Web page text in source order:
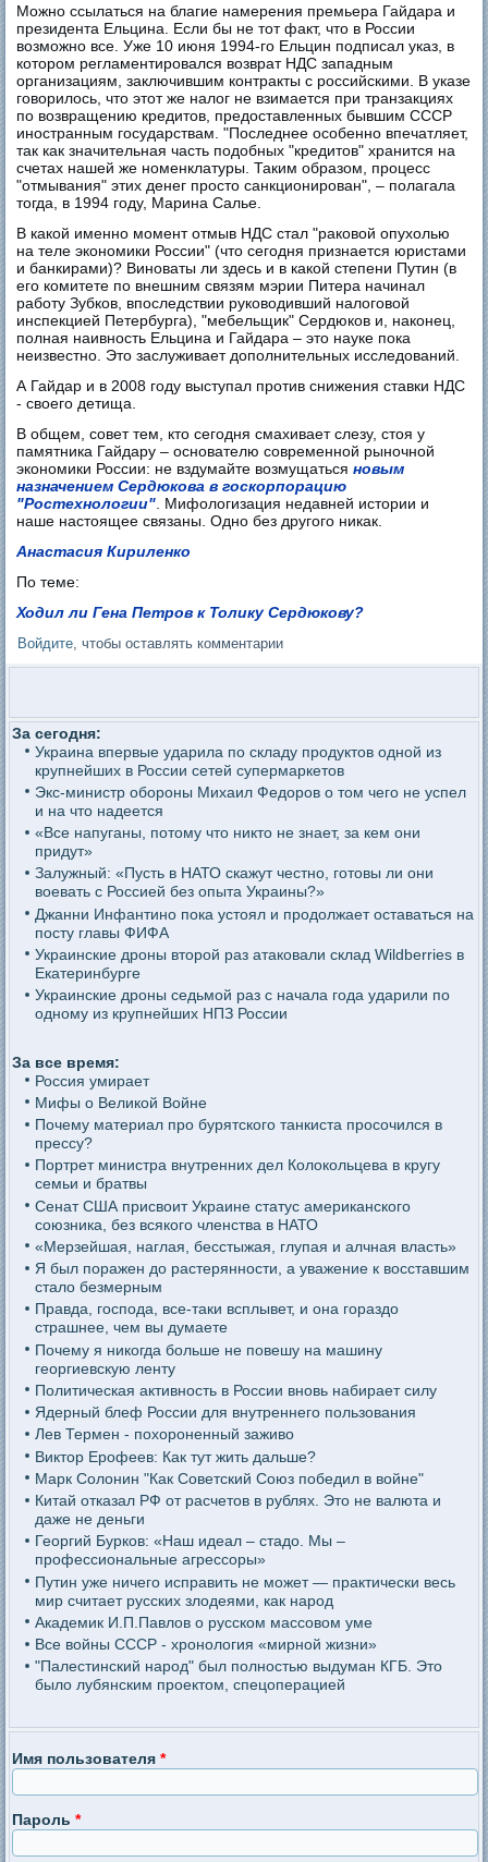
Можно ссылаться на благие намерения премьера Гайдара и
президента Ельцина. Если бы не тот факт, что в России
возможно все. Уже 10 июня 1994-го Ельцин подписал указ, в
котором регламентировался возврат НДС западным
организациям, заключившим контракты с российскими. В указе
говорилось, что этот же налог не взимается при транзакциях
по возвращению кредитов, предоставленных бывшим СССР
иностранным государствам. "Последнее особенно впечатляет,
так как значительная часть подобных "кредитов" хранится на
счетах нашей же номенклатуры. Таким образом, процесс
"отмывания" этих денег просто санкционирован", – полагала
тогда, в 1994 году, Марина Салье.
В какой именно момент отмыв НДС стал "раковой опухолью
на теле экономики России" (что сегодня признается юристами
и банкирами)? Виноваты ли здесь и в какой степени Путин (в
его комитете по внешним связям мэрии Питера начинал
работу Зубков, впоследствии руководивший налоговой
инспекцией Петербурга), "мебельщик" Сердюков и, наконец,
полная наивность Ельцина и Гайдара – это науке пока
неизвестно. Это заслуживает дополнительных исследований.
А Гайдар и в 2008 году выступал против снижения ставки НДС
- своего детища.
В общем, совет тем, кто сегодня смахивает слезу, стоя у
памятника Гайдару – основателю современной рыночной
экономики России: не вздумайте возмущатьсяновым
назначением Сердюкова в госкорпорацию
"Ростехнологии" . Мифологизация недавней истории и
наше настоящее связаны. Одно без другого никак.
Анастасия Кириленко
По теме:
Ходил ли Гена Петров к Толику Сердюкову?
Войдите , чтобы оставлять комментарии
За сегодня:
Украина впервые ударила по складу продуктов одной из
крупнейших в России сетей супермаркетов
Экс-министр обороны Михаил Федоров о том чего не успел
и на что надеется
«Все напуганы, потому что никто не знает, за кем они
придут»
Залужный: «Пусть в НАТО скажут честно, готовы ли они
воевать с Россией без опыта Украины?»
Джанни Инфантино пока устоял и продолжает оставаться на
посту главы ФИФА
Украинские дроны второй раз атаковали склад Wildberries в
Екатеринбурге
Украинские дроны седьмой раз с начала года ударили по
одному из крупнейших НПЗ России
За все время:
Россия умирает
Мифы о Великой Войне
Почему материал про бурятского танкиста просочился в
прессу?
Портрет министра внутренних дел Колокольцева в кругу
семьи и братвы
Сенат США присвоит Украине статус американского
союзника, без всякого членства в НАТО
«Мерзейшая, наглая, бесстыжая, глупая и алчная власть»
Я был поражен до растерянности, а уважение к восставшим
стало безмерным
Правда, господа, все-таки всплывет, и она гораздо
страшнее, чем вы думаете
Почему я никогда больше не повешу на машину
георгиевскую ленту
Политическая активность в России вновь набирает силу
Ядерный блеф России для внутреннего пользования
Лев Термен - похороненный заживо
Виктор Ерофеев: Как тут жить дальше?
Марк Солонин "Как Советский Союз победил в войне"
Китай отказал РФ от расчетов в рублях. Это не валюта и
даже не деньги
Георгий Бурков: «Наш идеал – стадо. Мы –
профессиональные агрессоры»
Путин уже ничего исправить не может — практически весь
мир считает русских злодеями, как народ
Академик И.П.Павлов о русском массовом уме
Все войны СССР - хронология «мирной жизни»
"Палестинский народ" был полностью выдуман КГБ. Это
было лубянским проектом, спецоперацией
Имя пользователя*
Пароль*